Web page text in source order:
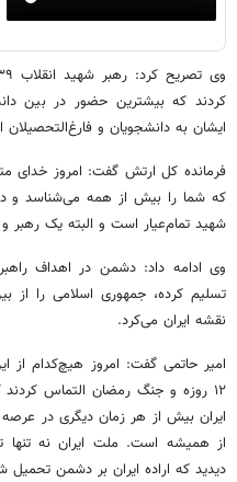
کردند که بیشترین حضور در بین
ایشان به دانشجویان و
فرمانده کل ارتش گفت: امروز خدای
که شما را بیش از همه می‌شناسد و
شهید تمام‌عیار است و البته یک رهبر
وی ادامه داد: دشمن در اهداف
تسلیم کرده، جمهوری اسلامی را از
نقشه ایران می‌کرد.
امیر حاتمی گفت: امروز هیچ‌کدام
۱۲ روزه و جنگ رمضان التماس
ایران بیش از هر زمان دیگری در
از همیشه است. ملت ایران نه تنها
دیدید که اراده ایران بر دشمن تحمیل